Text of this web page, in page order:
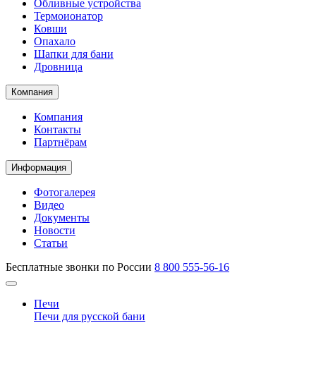
Обливные устройства
Термоионатор
Ковши
Опахало
Шапки для бани
Дровница
Компания
Компания
Контакты
Партнёрам
Информация
Фотогалерея
Видео
Документы
Новости
Статьи
Бесплатные звонки по России 8 800 555-56-16
Печи
Печи для русской бани